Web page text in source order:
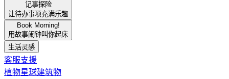
记事探险
让待办事项充满乐趣
Book Morning!
用故事闹钟叫你起床
生活灵感
客服支援
植物星球建筑物